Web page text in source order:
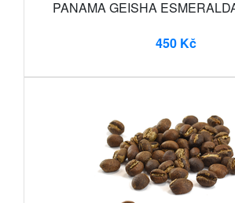
PANAMA GEISHA
450 Kč